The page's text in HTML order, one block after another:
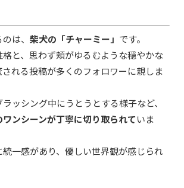
は、 柴犬の「チャーミー」 です。
と、思わず頬がゆるむような穏やかな
れる投稿が多くのフォロワーに親しま
ッシング中にうとうとする様子など、
ンシーンが丁寧に切り取られていま
一感があり、優しい世界観が感じられ